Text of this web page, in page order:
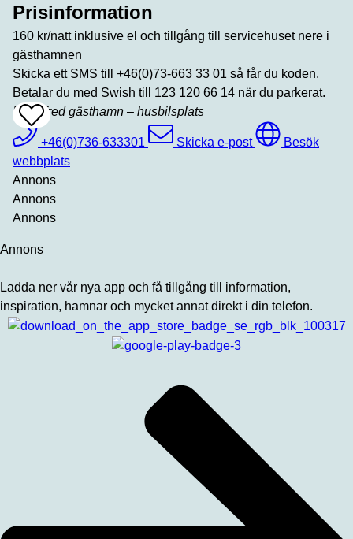
Prisinformation
160 kr/natt inklusive el och tillgång till servicehuset nere i
gästhamnen
Skicka ett SMS till +46(0)73-663 33 01 så får du koden.
Betalar du med Swish till 123 120 66 14 när du parkerat.
Add
To
Favrites
Mariefred gästhamn – husbilsplats
+46(0)736-633301 Skicka e-post
Besök
webbplats
Annons
Annons
Annons
Annons
Ladda ner vår nya app och få tillgång till information,
inspiration, hamnar och mycket annat direkt i din telefon.